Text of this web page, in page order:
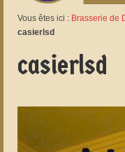
Vous êtes ici : Brasserie de
casierlsd
casierlsd